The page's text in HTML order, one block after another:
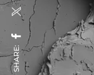
SHARE: